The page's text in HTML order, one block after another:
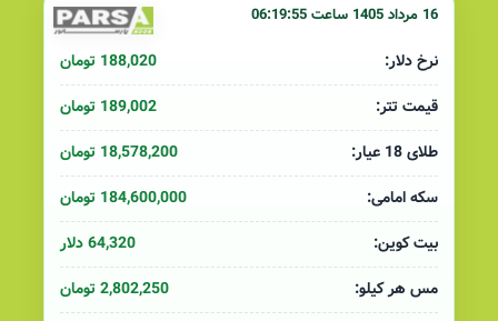
16 مرداد 1405 ساعت 06:19:55
نرخ دلار:
188,020 تومان
قیمت تتر:
189,002 تومان
طلای 18 عیار:
18,578,200 تومان
سکه امامی:
184,600,000 تومان
بیت کوین:
64,320 دلار
مس هر کیلو:
2,802,250 تومان